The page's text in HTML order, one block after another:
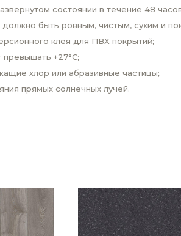
состоянии в течение 48
быть ровным, чистым, сухим и
клея для ПВХ покрытий;
превышать +27°С;
хлор или абразивные частицы;
прямых солнечных лучей.